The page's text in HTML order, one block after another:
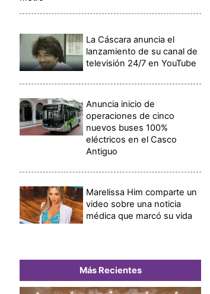
La Cáscara anuncia el
lanzamiento de su canal de
televisión 24/7 en YouTube
Anuncia inicio de
operaciones de cinco
nuevos buses 100%
eléctricos en el Casco
Antiguo
Marelissa Him comparte un
video sobre una noticia
médica que marcó su vida
Más Recientes